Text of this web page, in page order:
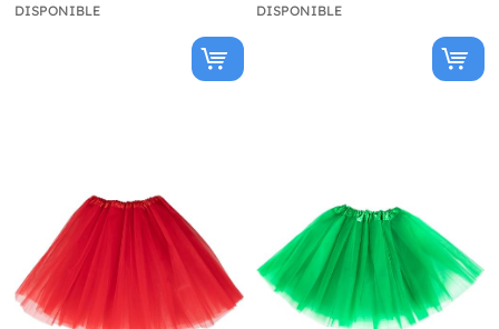
DISPONIBLE DISPONIBLE